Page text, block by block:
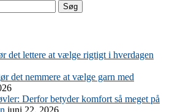
det lettere at vælge rigtigt i hverdagen
det nemmere at vælge garn med
Derfor betyder komfort så meget på
juni 22, 2026